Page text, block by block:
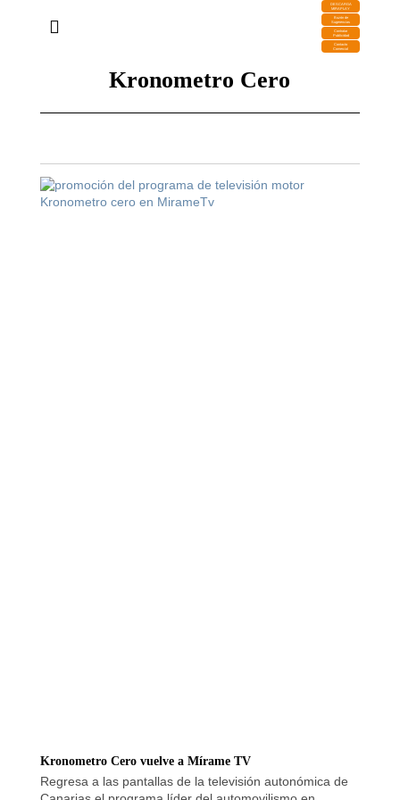
DESCARGA
MIRAPLAY
Buzón de
Sugerencias
Contratar
Publicidad
Contacto
Comercial
Kronometro Cero
Kronometro Cero vuelve a Mírame TV
Regresa a las pantallas de la televisión autonómica de